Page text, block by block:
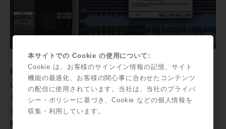
Pro Tools | Ultimate のみに加えられた、もう一つの新し
い機能が、複数ステムを1つのWAVファイルにインター
リーブ出力可能となったことです。これはオーディオ・
ポスト・エンジニアにとって、今まで苦労していた納品
時のファイル統合作業から解放され時間を大幅に節約す
本サイトでの Cookie の使用について:
Cookie は、お客様のサインイン情報の記憶、サイト
機能の最適化、お客様の関心事に合わせたコンテンツ
の配信に使用されています。当社は、当社のプライバ
シー・ポリシーに基づき、Cookie などの個人情報を
収集・利用しています。